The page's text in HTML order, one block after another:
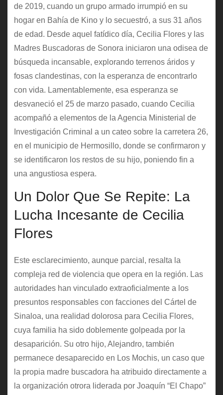
de 2019, cuando un grupo armado irrumpió en su
hogar en Bahía de Kino y lo secuestró, a sus 31 años
de edad. Desde aquel fatídico día, Cecilia Flores y las
Madres Buscadoras de Sonora iniciaron una odisea de
búsqueda incansable, explorando terrenos áridos y
fosas clandestinas, con la esperanza de encontrarlo
con vida. Lamentablemente, esa esperanza se
desvaneció el 25 de marzo pasado, cuando Cecilia
acompañó a elementos de la Agencia Ministerial de
Investigación Criminal a un cateo sobre la carretera 26,
en el municipio de Hermosillo, donde se confirmaron y
se identificaron los restos de su hijo, poniendo fin a
una angustiosa espera.
Un Dolor Que Se Repite: La
Lucha Incesante de Cecilia
Flores
Este esclarecimiento, aunque parcial, resalta la
compleja red de violencia que opera en la región. Las
autoridades han vinculado extraoficialmente a los
presuntos responsables con facciones del Cártel de
Sinaloa, una realidad dolorosa para Cecilia Flores,
cuya familia ha sido doblemente golpeada por la
desaparición. Su otro hijo, Alejandro, también
permanece desaparecido en Los Mochis, un caso que
la propia madre buscadora ha atribuido directamente a
la organización otrora liderada por Joaquín “El Chapo”